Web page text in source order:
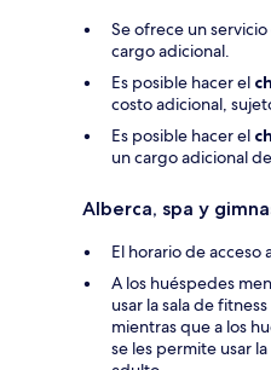
Se ofrece un
cargo adicional.
Es posible hacer el
costo adicional,
Es posible hacer el
un cargo adicional
Alberca, spa y
El horario de acceso
A los huéspedes
usar la sala de
mientras que a los
se les permite usar